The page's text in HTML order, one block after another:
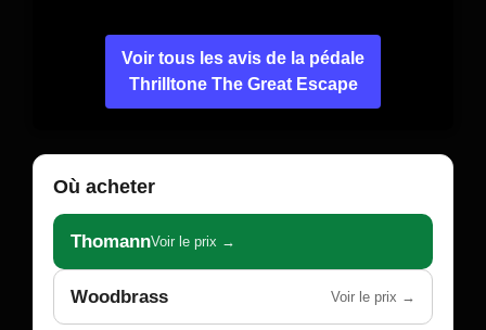
Voir tous les avis de la pédale
Thrilltone The Great Escape
Où acheter
ThomannVoir le prix →
Woodbrass Voir le prix →